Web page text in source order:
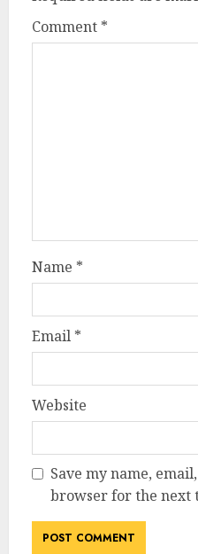
Comment *
Name *
Email *
Website
Save my name,
browser for the next